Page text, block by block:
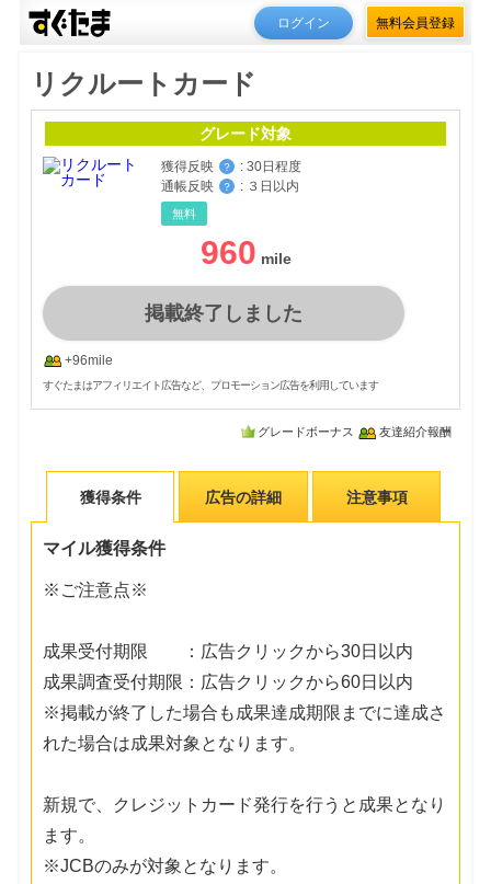
ログイン 無料会員登録
リクルートカード
グレード対象
獲得反映 ？ : 30日程度
通帳反映
？ : ３日以内
無料
960
掲載終了しました
+96mile
すぐたまはアフィリエイト広告など、プロモーション広告を利用しています
グレードボーナス 友達紹介報酬
獲得条件 広告の詳細 注意事項
マイル獲得条件
※ご注意点※
成果受付期限 ：広告クリックから30日以内
成果調査受付期限：広告クリックから60日以内
※掲載が終了した場合も成果達成期限までに達成さ
れた場合は成果対象となります。
新規で、クレジットカード発行を行うと成果となり
ます。
※JCBのみが対象となります。